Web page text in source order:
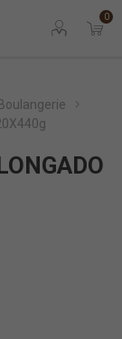
0
Boulangerie